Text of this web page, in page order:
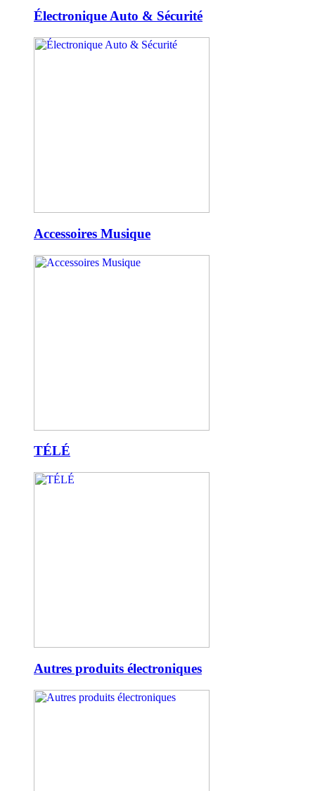
Électronique Auto & Sécurité
Accessoires Musique
TÉLÉ
Autres produits électroniques